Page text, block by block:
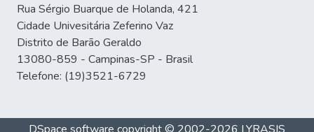
Rua Sérgio Buarque de Holanda, 421
Cidade Univesitária Zeferino Vaz
Distrito de Barão Geraldo
13080-859 - Campinas-SP - Brasil
Telefone: (19)3521-6729